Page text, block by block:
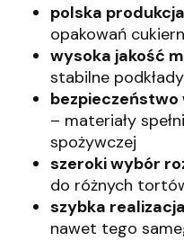
polska produkcja
opakowań
wysoka jakość
stabilne podkłady
bezpieczeństwo
– materiały
spożywczej
szeroki wybór
do różnych
szybka
nawet tego